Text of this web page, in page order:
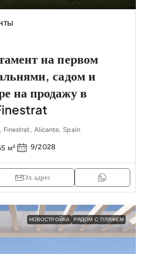
на первом
садом и
на продажу в
Finestrat, Alicante, Spain
м² 9/2028
Эл. адрес
НОВОСТРОЙКА РЯДОМ С ПЛЯЖЕМ